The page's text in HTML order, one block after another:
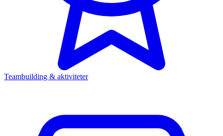
Teambuilding & aktiviteter